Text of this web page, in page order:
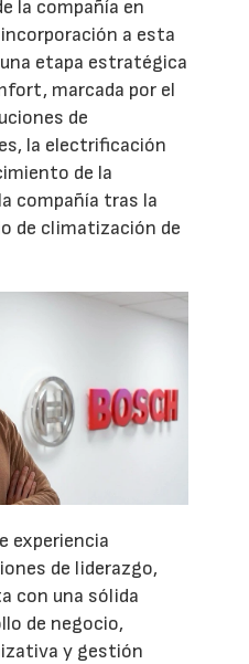
la compañía en
a esta
etapa estratégica
marcada por el
de
la electrificación
de la
compañía tras la
de climatización de
experiencia
de liderazgo,
con una sólida
de negocio,
y gestión